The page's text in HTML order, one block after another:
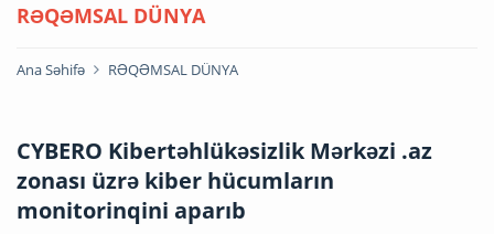
RƏQƏMSAL DÜNYA
Ana Səhifə RƏQƏMSAL DÜNYA
CYBERO Kibertəhlükəsizlik Mərkəzi .az
zonası üzrə kiber hücumların
monitorinqini aparıb